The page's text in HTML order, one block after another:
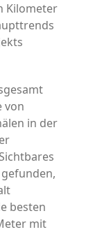
Kilometer
von
in der
besten
mit